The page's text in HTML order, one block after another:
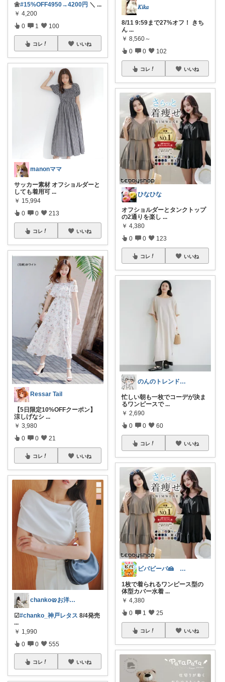
🌼#15%OFF4950→4200円 ＼ ...
￥ 4,200
0 1 100
コレ いいね
manonママ
サッカー素材 オフショルダーと
しても着用可 ...
￥ 15,994
0 0 213
コレ いいね
Ressar Tail
【5日限定10%OFFクーポン】
涼しげなシ ...
￥ 3,980
0 0 21
コレ いいね
chanko🥨お洋服/出産準備💗
☑︎#chanko_神戸レタス 8/4発売
...
￥ 1,990
0 0 555
コレ いいね
𝐾𝑖𝑘𝑎
8/11 9:59まで27%オフ！ きち
ん ...
￥ 8,560～
0 0 102
コレ いいね
ひなひな
オフショルダーとタンクトップ
の2通りを楽し ...
￥ 4,380
0 0 123
コレ いいね
のんのトレンド冒険記
忙しい朝も一枚でコーデが決ま
るワンピースで ...
￥ 2,690
0 0 60
コレ いいね
ビバビーバ🍰 経由購入感謝です♥
1枚で着られるワンピース型の
体型カバー水着 ...
￥ 4,380
0 1 25
コレ いいね